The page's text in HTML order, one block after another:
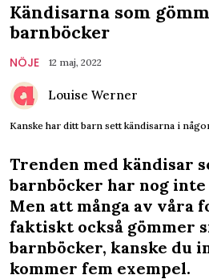
Kändisarna som
barnböcker
NÖJE 12 maj, 2022
Louise Werner
Kanske har ditt barn sett kändisarna i
Trenden med kändisar
barnböcker har nog
Men att många av våra
faktiskt också gömmer
barnböcker, kanske du
kommer fem exempel.